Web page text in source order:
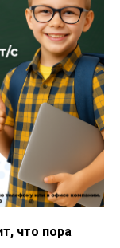
что пора